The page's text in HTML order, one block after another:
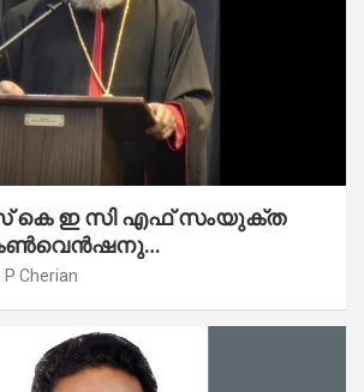
തുടക്കം
P Cherian